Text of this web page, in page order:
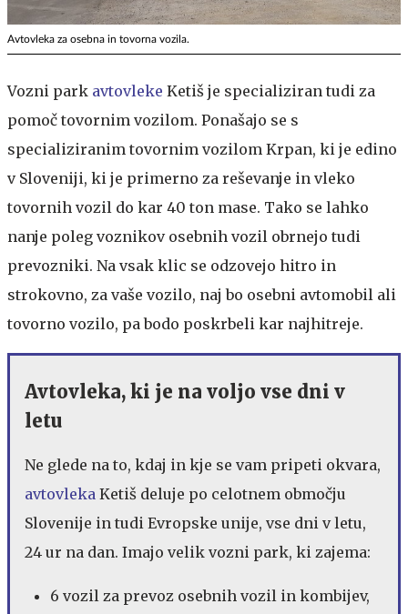
Avtovleka za osebna in tovorna vozila.
Vozni park avtovleke Ketiš je specializiran tudi za
pomoč tovornim vozilom. Ponašajo se s
specializiranim tovornim vozilom Krpan, ki je edino
v Sloveniji, ki je primerno za reševanje in vleko
tovornih vozil do kar 40 ton mase. Tako se lahko
nanje poleg voznikov osebnih vozil obrnejo tudi
prevozniki. Na vsak klic se odzovejo hitro in
strokovno, za vaše vozilo, naj bo osebni avtomobil ali
tovorno vozilo, pa bodo poskrbeli kar najhitreje.
Avtovleka, ki je na voljo vse dni v
letu
Ne glede na to, kdaj in kje se vam pripeti okvara,
avtovleka Ketiš deluje po celotnem območju
Slovenije in tudi Evropske unije, vse dni v letu,
24 ur na dan. Imajo velik vozni park, ki zajema:
6 vozil za prevoz osebnih vozil in kombijev,